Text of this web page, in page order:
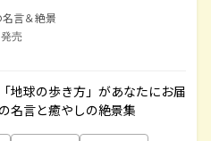
名言＆絶景
売
地球の歩き方」があなたにお届
名言と癒やしの絶景集